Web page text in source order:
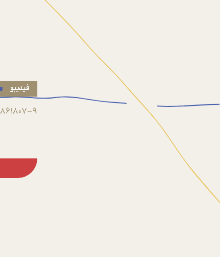
فیدیبو
9